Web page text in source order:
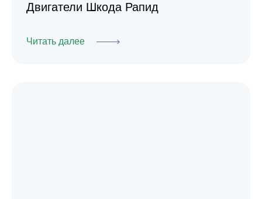
Двигатели Шкода Рапид
Читать далее